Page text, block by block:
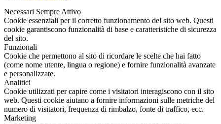
Necessari Sempre Attivo
Cookie essenziali per il corretto funzionamento del sito web. Questi
cookie garantiscono funzionalità di base e caratteristiche di sicurezza
del sito.
Funzionali
Cookie che permettono al sito di ricordare le scelte che hai fatto
(come nome utente, lingua o regione) e fornire funzionalità avanzate
e personalizzate.
Analitici
Cookie utilizzati per capire come i visitatori interagiscono con il sito
web. Questi cookie aiutano a fornire informazioni sulle metriche del
numero di visitatori, frequenza di rimbalzo, fonte di traffico, ecc.
Marketing